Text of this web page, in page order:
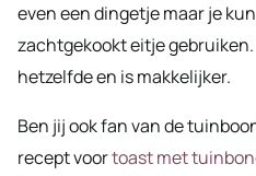
even een dingetje maar je
zachtgekookt eitje
hetzelfde en is makkelijker.
Ben jij ook fan van de
recept voortoast met